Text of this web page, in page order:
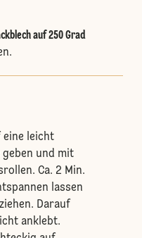
auf 250 Grad
eine leicht
und mit
Ca. 2 Min.
lassen
Darauf
anklebt.